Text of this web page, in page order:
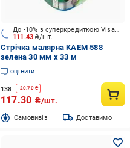
111.43₴/шт.
До -10% з суперкредиткою Visa Вигода
Стрічка малярна KAEM 588
зелена 30 мм x 33 м
оцінити
138 -20.70₴
117.30 ₴/шт.
Cамовивіз Доставимо